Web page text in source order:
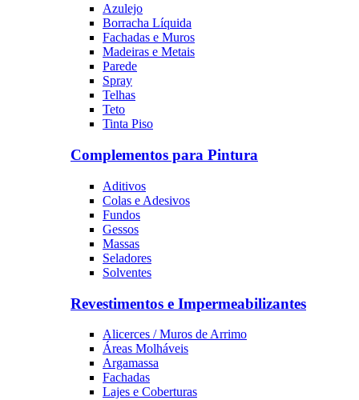
Azulejo
Borracha Líquida
Fachadas e Muros
Madeiras e Metais
Parede
Spray
Telhas
Teto
Tinta Piso
Complementos para Pintura
Aditivos
Colas e Adesivos
Fundos
Gessos
Massas
Seladores
Solventes
Revestimentos e Impermeabilizantes
Alicerces / Muros de Arrimo
Áreas Molháveis
Argamassa
Fachadas
Lajes e Coberturas